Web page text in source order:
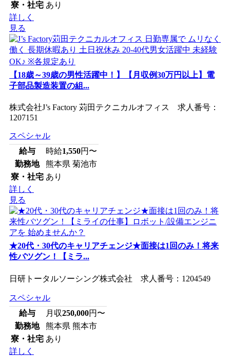
寮・社宅 あり
詳しく
見る
【18歳～39歳の男性活躍中！】【月収例30万円以上】電
子部品製造装置の組...
株式会社J’s Factory 苅田テクニカルオフィス 求人番号：
1207151
スペシャル
給与
時給1,550円〜
勤務地
熊本県 菊池市
寮・社宅 あり
詳しく
見る
★20代・30代のキャリアチェンジ★面接は1回のみ！将来
性バツグン！【ミラ...
日研トータルソーシング株式会社 求人番号：1204549
スペシャル
給与
月収250,000円〜
勤務地
熊本県 熊本市
寮・社宅 あり
詳しく